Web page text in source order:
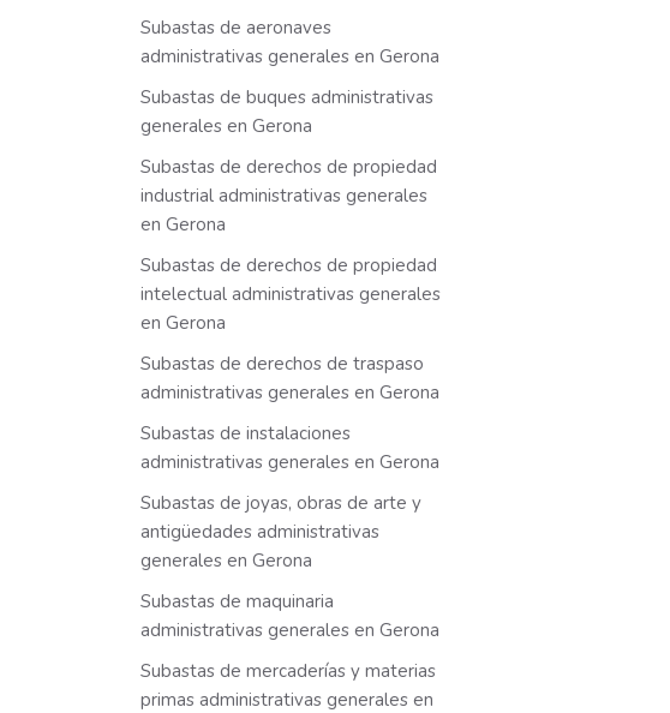
Subastas de aeronaves
administrativas generales en Gerona
Subastas de buques administrativas
generales en Gerona
Subastas de derechos de propiedad
industrial administrativas generales
en Gerona
Subastas de derechos de propiedad
intelectual administrativas generales
en Gerona
Subastas de derechos de traspaso
administrativas generales en Gerona
Subastas de instalaciones
administrativas generales en Gerona
Subastas de joyas, obras de arte y
antigüedades administrativas
generales en Gerona
Subastas de maquinaria
administrativas generales en Gerona
Subastas de mercaderías y materias
primas administrativas generales en